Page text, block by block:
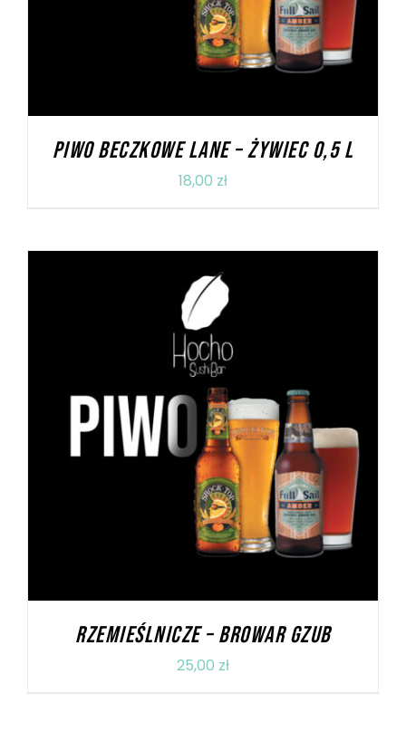
PIWO BECZKOWE LANE – ŻYWIEC 0,5 L
18,00 zł
DODAJ DO KOSZYKA / SZCZEGÓŁY
RZEMIEŚLNICZE – BROWAR GZUB
25,00 zł